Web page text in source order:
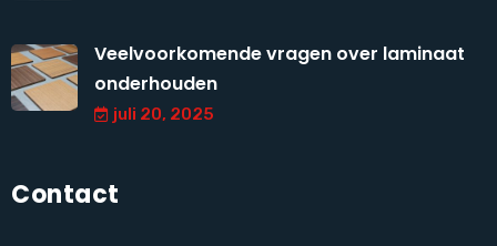
Veelvoorkomende vragen over laminaat
onderhouden
juli 20, 2025
Contact